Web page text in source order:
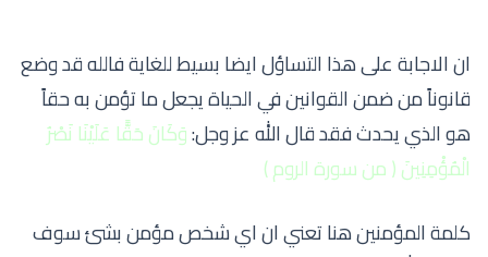
ان الاجابة على هذا التساؤل ايضا بسيط للغاية فالله قد وضع
قانوناً من ضمن القوانين في الحياة يجعل ما تؤمن به حقاً
هو الذي يحدث فقد قال الله عز وجل:وَكَانَ حَقًّا عَلَيْنَا نَصْرُ
الْمُؤْمِنِينَ ( من سورة الروم )
كلمة المؤمنين هنا تعني ان اي شخص مؤمن بشئ سوف